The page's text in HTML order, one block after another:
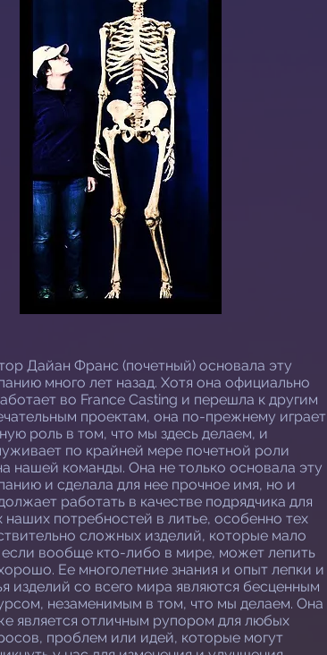
Дайан Франс (почетный) основала эту
много лет назад. Хотя она официально
во France Casting и перешла к другим
проектам, она по-прежнему играет
роль в том, что мы здесь делаем, и
по крайней мере почетной роли
нашей команды. Она не только основала эту
и сделала для нее прочное имя, но и
работать в качестве подрядчика для
наших потребностей в литье, особенно тех
сложных изделий, которые мало
если вообще кто-либо в мире, может лепить
Ее многолетние знания и опыт лепки и
изделий со всего мира являются бесценным
незаменимым в том, что мы делаем. Она
является отличным рупором для любых
проблем или идей, которые могут